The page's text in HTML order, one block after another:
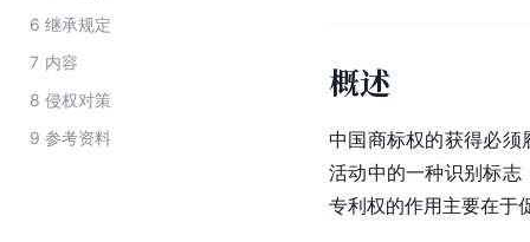
6 继承规定
7 内容
8 侵权对策
9 参考资料
概述
中国商标权的获得必须
活动中的一种识别标志
专利权的作用主要在于